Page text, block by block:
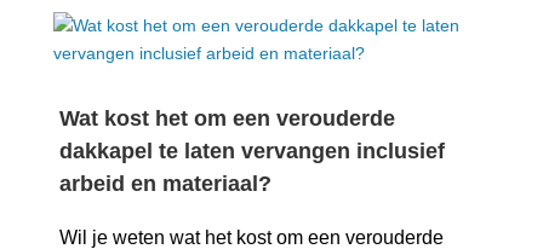
Wat kost het om een verouderde
dakkapel te laten vervangen inclusief
arbeid en materiaal?
Wil je weten wat het kost om een verouderde